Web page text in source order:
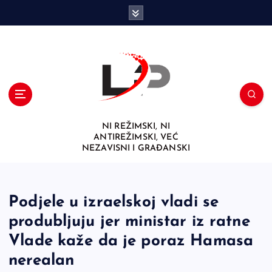
NI REŽIMSKI, NI
ANTIREŽIMSKI, VEĆ
NEZAVISNI I GRAĐANSKI
Podjele u izraelskoj vladi se
produbljuju jer ministar iz ratne
Vlade kaže da je poraz Hamasa
nerealan